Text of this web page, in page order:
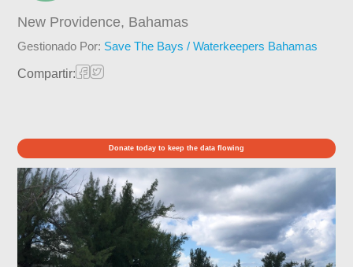
New Providence, Bahamas
Gestionado Por: Save The Bays / Waterkeepers Bahamas
Compartir:
Donate today to keep the data flowing